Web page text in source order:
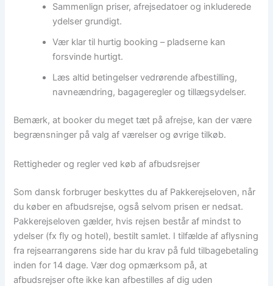
Sammenlign priser, afrejsedatoer og inkluderede
ydelser grundigt.
Vær klar til hurtig booking – pladserne kan
forsvinde hurtigt.
Læs altid betingelser vedrørende afbestilling,
navneændring, bagageregler og tillægsydelser.
Bemærk, at booker du meget tæt på afrejse, kan der være
begrænsninger på valg af værelser og øvrige tilkøb.
Rettigheder og regler ved køb af afbudsrejser
Som dansk forbruger beskyttes du af Pakkerejseloven, når
du køber en afbudsrejse, også selvom prisen er nedsat.
Pakkerejseloven gælder, hvis rejsen består af mindst to
ydelser (fx fly og hotel), bestilt samlet. I tilfælde af aflysning
fra rejsearrangørens side har du krav på fuld tilbagebetaling
inden for 14 dage. Vær dog opmærksom på, at
afbudsrejser ofte ikke kan afbestilles af dig uden